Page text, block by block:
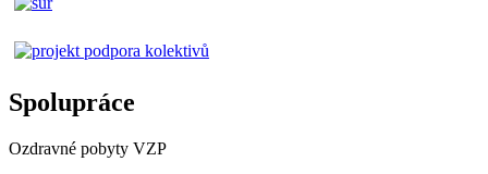
Spolupráce
Ozdravné pobyty VZP